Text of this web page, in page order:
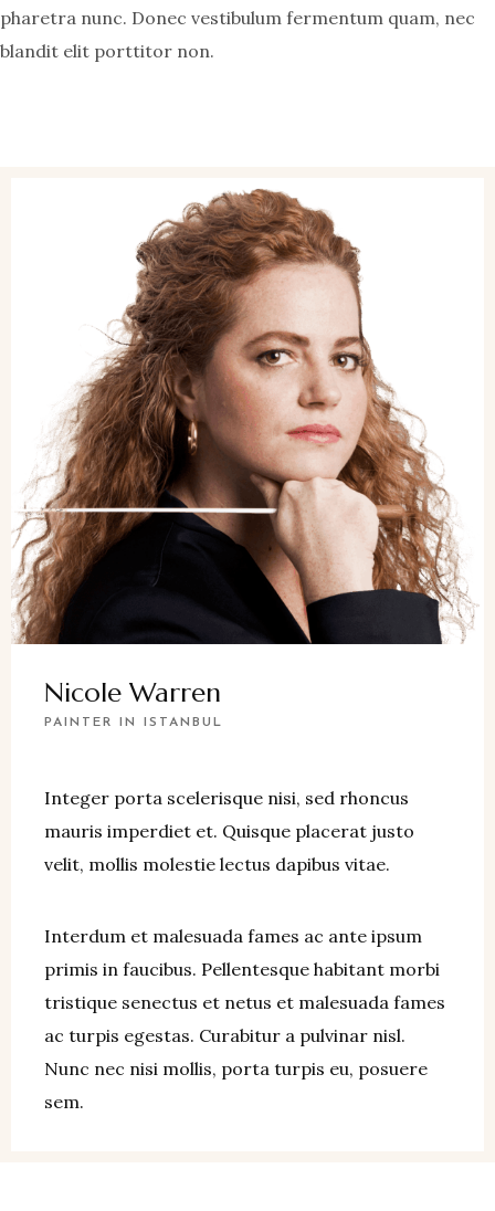
pharetra nunc. Donec vestibulum fermentum quam, nec
blandit elit porttitor non.
Nicole Warren
PAINTER IN ISTANBUL
Integer porta scelerisque nisi, sed rhoncus
mauris imperdiet et. Quisque placerat justo
velit, mollis molestie lectus dapibus vitae.
Interdum et malesuada fames ac ante ipsum
primis in faucibus. Pellentesque habitant morbi
tristique senectus et netus et malesuada fames
ac turpis egestas. Curabitur a pulvinar nisl.
Nunc nec nisi mollis, porta turpis eu, posuere
sem.